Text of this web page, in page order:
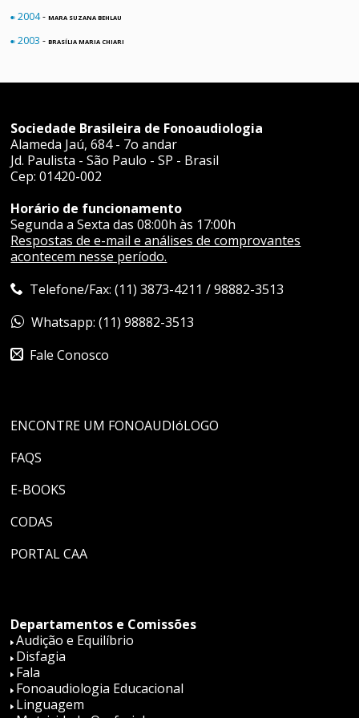
fiber_smart_record 2004-MARA SUZANA BEHLAU
fiber_smart_record 2003 -BRASÍLIA MARIA CHIARI
Sociedade Brasileira de Fonoaudiologia
Alameda Jaú, 684 - 7o andar
Jd. Paulista - São Paulo - SP - Brasil
Cep: 01420-002
Horário de funcionamento
Segunda a Sexta das 08:00h às 17:00h
Respostas de e-mail e análises de comprovantes
acontecem nesse período.
Telefone/Fax: (11) 3873-4211 / 98882-3513
Whatsapp: (11) 98882-3513
Fale Conosco
ENCONTRE UM FONOAUDIóLOGO
FAQS
E-BOOKS
CODAS
PORTAL CAA
Departamentos e Comissões
Audição e Equilíbrio
Disfagia
Fala
Fonoaudiologia Educacional
Linguagem